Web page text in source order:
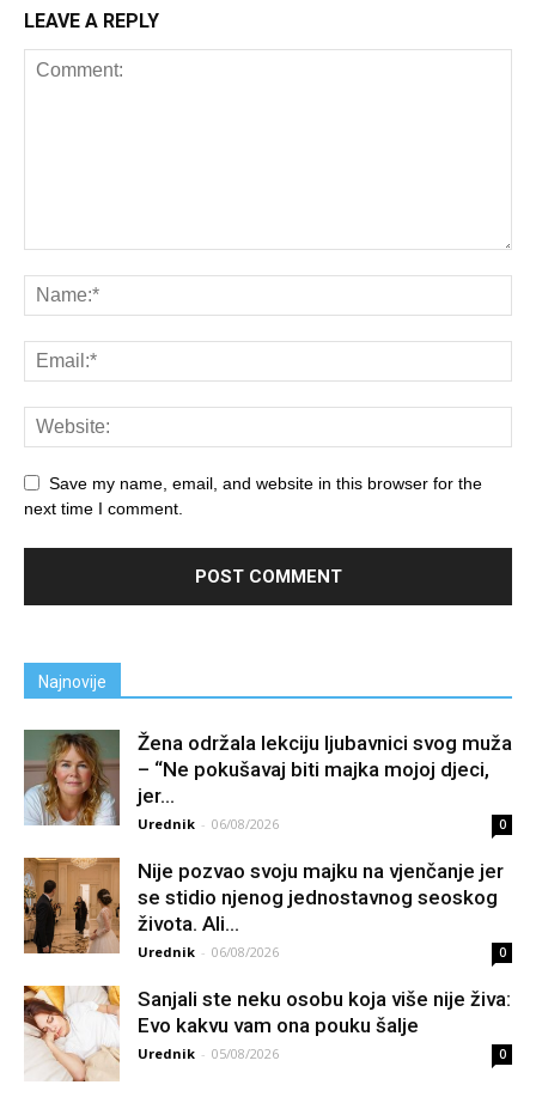
LEAVE A REPLY
Save my name, email, and website in this browser for the
next time I comment.
Najnovije
Žena održala lekciju ljubavnici svog muža
– “Ne pokušavaj biti majka mojoj djeci,
jer...
Urednik - 06/08/2026 0
Nije pozvao svoju majku na vjenčanje jer
se stidio njenog jednostavnog seoskog
života. Ali...
Urednik - 06/08/2026 0
Sanjali ste neku osobu koja više nije živa:
Evo kakvu vam ona pouku šalje
Urednik - 05/08/2026 0